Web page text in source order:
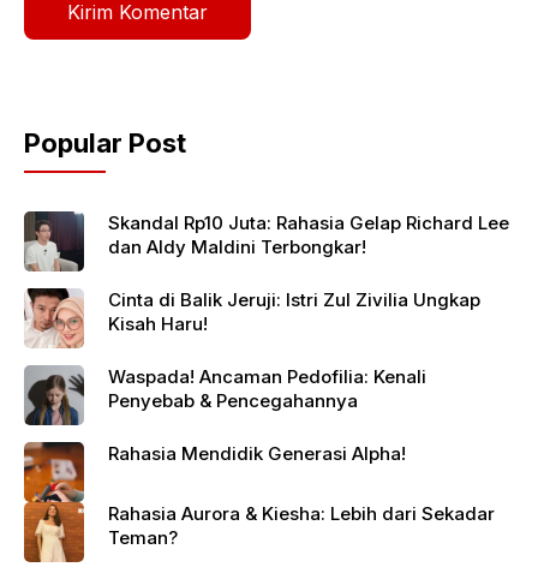
Popular Post
Skandal Rp10 Juta: Rahasia Gelap Richard Lee
dan Aldy Maldini Terbongkar!
Cinta di Balik Jeruji: Istri Zul Zivilia Ungkap
Kisah Haru!
Waspada! Ancaman Pedofilia: Kenali
Penyebab & Pencegahannya
Rahasia Mendidik Generasi Alpha!
Rahasia Aurora & Kiesha: Lebih dari Sekadar
Teman?